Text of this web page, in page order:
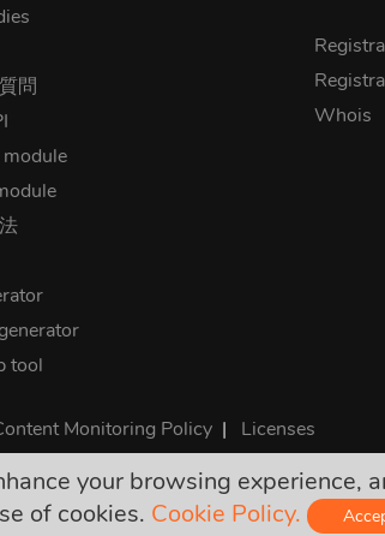
問
tool
Whois
Monitoring Policy | Licenses
が全部最終的で、必要な税金を含んでい
your browsing experience,
of cookies. Cookie Policy.